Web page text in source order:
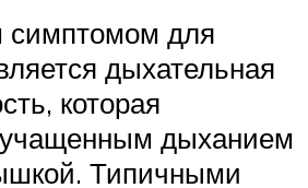
симптомом для
дыхательная
которая
учащенным дыханием
Типичными